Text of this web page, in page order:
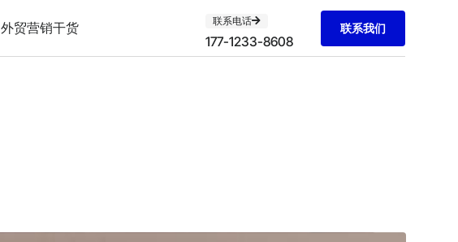
外贸营销干货 联系电话
177-1233-8608
联系我们